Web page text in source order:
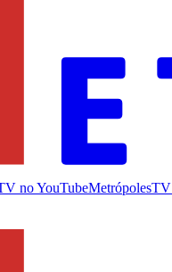
noYouTubeMetrópolesTV